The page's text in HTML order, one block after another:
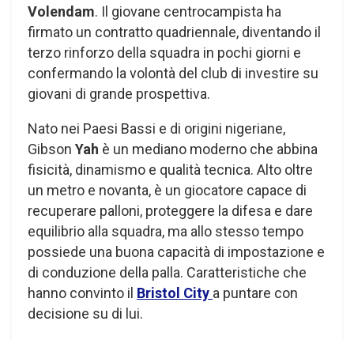
Volendam. Il giovane centrocampista ha
firmato un contratto quadriennale, diventando il
terzo rinforzo della squadra in pochi giorni e
confermando la volontà del club di investire su
giovani di grande prospettiva.
Nato nei Paesi Bassi e di origini nigeriane,
Gibson Yah è un mediano moderno che abbina
fisicità, dinamismo e qualità tecnica. Alto oltre
un metro e novanta, è un giocatore capace di
recuperare palloni, proteggere la difesa e dare
equilibrio alla squadra, ma allo stesso tempo
possiede una buona capacità di impostazione e
di conduzione della palla. Caratteristiche che
hanno convinto il Bristol City a puntare con
decisione su di lui.